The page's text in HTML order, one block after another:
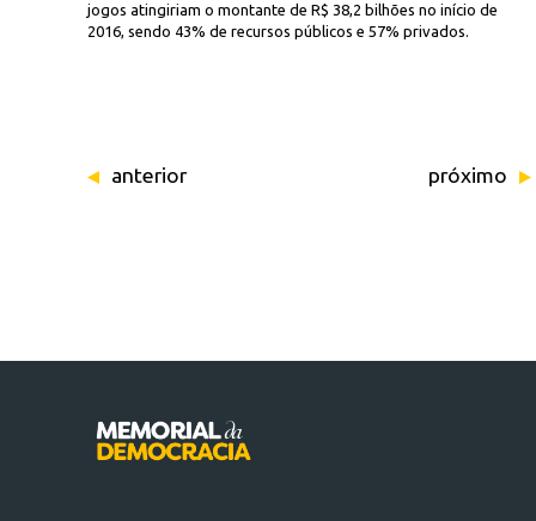
jogos atingiriam o montante de R$ 38,2 bilhões no início de
2016, sendo 43% de recursos públicos e 57% privados.
anterior próximo